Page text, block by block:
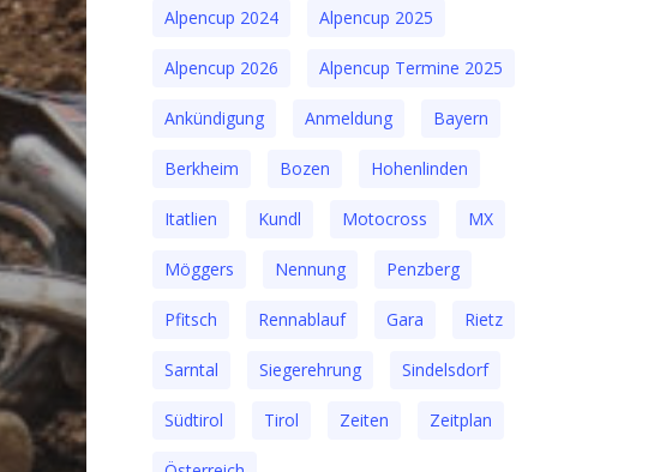
Alpencup 2024 Alpencup 2025
Alpencup 2026 Alpencup Termine 2025
Ankündigung Anmeldung Bayern
Berkheim Bozen Hohenlinden
Itatlien Kundl Motocross MX
Möggers Nennung Penzberg
Pfitsch Rennablauf Gara Rietz
Sarntal Siegerehrung Sindelsdorf
Südtirol Tirol Zeiten Zeitplan